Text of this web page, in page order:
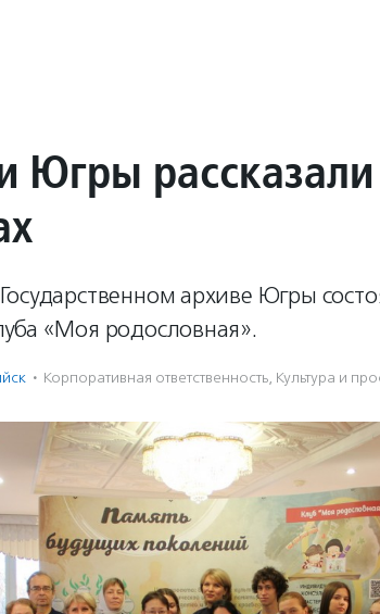
Югры
архиве Югры
«Моя родословная».
· Корпоративная ответственность, Культура и